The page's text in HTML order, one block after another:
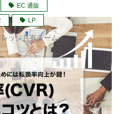
EC 通販
LP
レッジ共有チーム